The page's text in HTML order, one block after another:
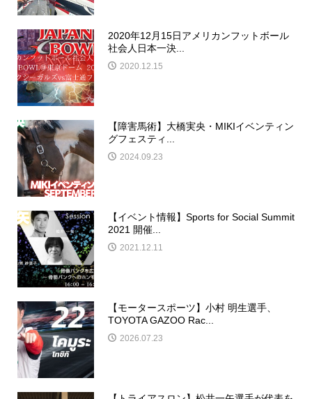
2020年12月15日アメリカンフットボール
社会人日本一決...
2020.12.15
【障害馬術】大橋実央・MIKIイベンティン
グフェスティ...
2024.09.23
【イベント情報】Sports for Social Summit
2021 開催...
2021.12.11
【モータースポーツ】小村 明生選手、
TOYOTA GAZOO Rac...
2026.07.23